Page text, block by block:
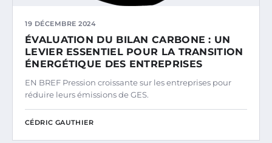
19 DÉCEMBRE 2024
ÉVALUATION DU BILAN CARBONE : UN
LEVIER ESSENTIEL POUR LA TRANSITION
ÉNERGÉTIQUE DES ENTREPRISES
EN BREF Pression croissante sur les entreprises pour
réduire leurs émissions de GES.
CÉDRIC GAUTHIER